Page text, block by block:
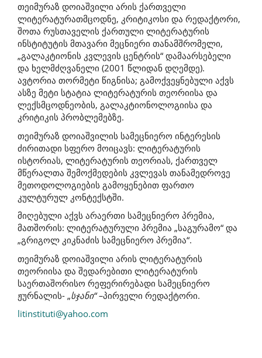
თეიმურაზ დოიაშვილი არის ქართველი
ლიტერატურათმცოდნე, კრიტიკოსი და რედაქტორი,
შოთა რუსთაველის ქართული ლიტერატურის
ინსტიტუტის მთავარი მეცნიერი თანამშრომელი,
„გალაკტიონის კვლევის ცენტრის“ დამაარსებელი
და ხელმძღვანელი (2001 წლიდან დღემდე).
ავტორია თორმეტი წიგნისა; გამოქვეყნებული აქვს
ასზე მეტი სტატია ლიტერატურის თეორიისა და
ლექსმცოდნეობის, გალაკტიონოლოგიისა და
კრიტიკის პრობლემებზე.
თეიმურაზ დოიაშვილის სამეცნიერო ინტერესის
ძირითადი სფერო მოიცავს: ლიტერატურის
ისტორიას, ლიტერატურის თეორიას, ქართველ
მწერალთა შემოქმედების კვლევას თანამედროვე
მეთოდოლოგიების გამოყენებით ფართო
კულტურულ კონტექსტში.
მიღებული აქვს არაერთი სამეცნიერო პრემია,
მათშორის: ლიტერატურული პრემია „საგურამო“ და
„გრიგოლ კიკნაძის სამეცნიერო პრემია“.
თეიმურაზ დოიაშვილი არის ლიტერატურის
თეორიისა და შედარებითი ლიტერატურის
საერთაშორისო რეფერირებადი სამეცნიერო
ჟურნალის- „სჯანი“ –პირველი რედაქტორი.
litinstituti@yahoo.com